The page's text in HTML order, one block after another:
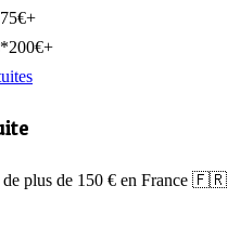
75€+
200€+
de plus de 150 € en France 🇫🇷